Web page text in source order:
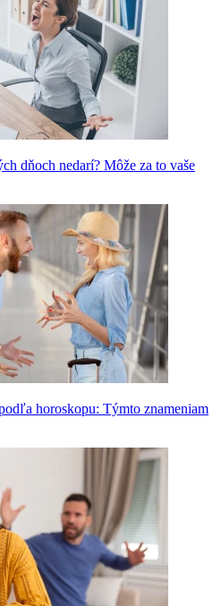
dňoch nedarí? Môže za to vaše
horoskopu: Týmto znameniam